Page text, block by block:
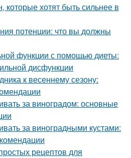
которые хотят быть сильнее в
потенции: что вы должны
функции с помощью диеты:
дисфункции
к весеннему сезону:
за виноградом: основные
за виноградными кустами:
рецептов для